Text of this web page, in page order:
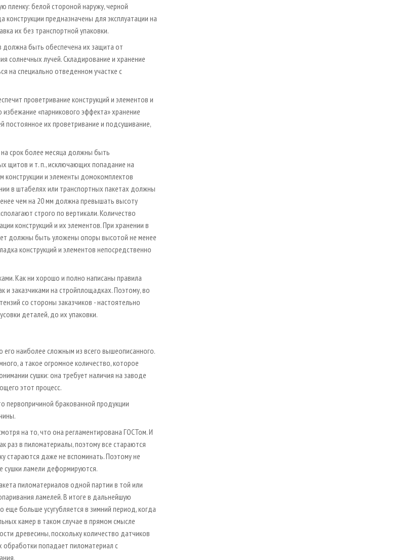
пленку: белой стороной наружу, черной
конструкции предназначены для эксплуатации на
их без транспортной упаковки.
должна быть обеспечена их защита от
солнечных лучей. Складирование и хранение
на специально отведенном участке с
проветривание конструкций и элементов и
«парникового эффекта» хранение
постоянное их проветривание и подсушивание,
срок более месяца должны быть
щитов и т. п., исключающих попадание на
конструкции и элементы домокомплектов
в штабелях или транспортных пакетах должны
чем на 20 мм должна превышать высоту
строго по вертикали. Количество
конструкций и их элементов. При хранении в
должны быть уложены опоры высотой не менее
конструкций и элементов непосредственно
Как ни хорошо и полно написаны правила
и заказчиками на стройплощадках. Поэтому, во
со стороны заказчиков - настоятельно
деталей, до их упаковки.
наиболее сложным из всего вышеописанного.
а такое огромное количество, которое
сушки: она требует наличия на заводе
этот процесс.
первопричиной бракованной продукции
на то, что она регламентирована ГОСТом. И
в пиломатериалы, поэтому все стараются
стараются даже не вспоминать. Поэтому не
сушки ламели деформируются.
пиломатериалов одной партии в той или
ламелей. В итоге в дальнейшую
больше усугубляется в зимний период, когда
камер в таком случае в прямом смысле
древесины, поскольку количество датчиков
обработки попадает пиломатериал с